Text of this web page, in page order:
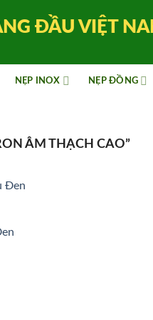
ĐẦU VIỆT
NẸP INOX NẸP ĐỒNG
ÂM THẠCH CAO”